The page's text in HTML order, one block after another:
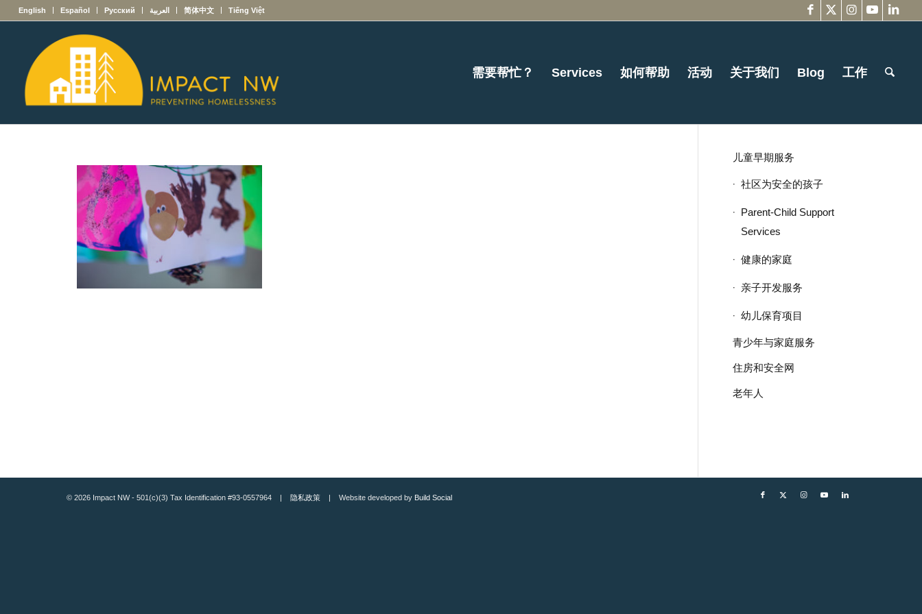
English Español Русский العربية 简体中文 Tiếng Việt
需要帮忙？ Services 如何帮助 活动 关于我们 Blog 工作
儿童早期服务
社区为安全的孩子
Parent-Child Support
Services
健康的家庭
亲子开发服务
幼儿保育项目
青少年与家庭服务
住房和安全网
老年人
© 2026 Impact NW - 501(c)(3) Tax Identification #93-0557964 |隐私政策 | Website developed by Build Social